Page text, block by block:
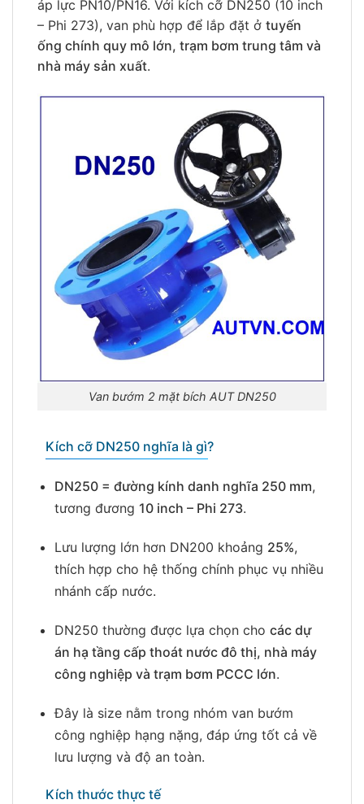
áp lực PN10/PN16. Với kích cỡ DN250 (10 inch
– Phi 273), van phù hợp để lắp đặt ở tuyến
ống chính quy mô lớn, trạm bơm trung tâm và
nhà máy sản xuất.
Van bướm 2 mặt bích AUT DN250
Kích cỡ DN250 nghĩa là gì?
DN250 = đường kính danh nghĩa 250 mm,
tương đương 10 inch – Phi 273.
Lưu lượng lớn hơn DN200 khoảng 25%,
thích hợp cho hệ thống chính phục vụ nhiều
nhánh cấp nước.
DN250 thường được lựa chọn cho các dự
án hạ tầng cấp thoát nước đô thị, nhà máy
công nghiệp và trạm bơm PCCC lớn.
Đây là size nằm trong nhóm van bướm
công nghiệp hạng nặng, đáp ứng tốt cả về
lưu lượng và độ an toàn.
Kích thước thực tế